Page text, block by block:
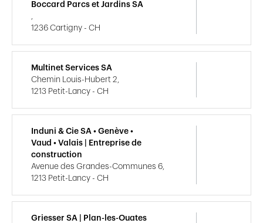
Boccard Parcs et Jardins SA
1236 Cartigny - CH
Multinet Services SA
Chemin Louis-Hubert 2,
1213 Petit-Lancy - CH
Induni & Cie SA • Genève •
Vaud • Valais | Entreprise de
construction
Avenue des Grandes-Communes 6,
1213 Petit-Lancy - CH
Griesser SA | Plan-les-Ouates